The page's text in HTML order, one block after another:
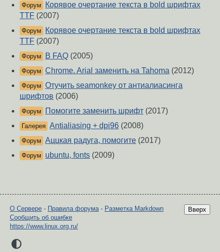
Форум
Корявое очертание текста в bold шрифтах
TTF (2007)
Форум
Корявое очертание текста в bold шрифтах
TTF (2007)
Форум В FAQ (2005)
Форум Chrome. Arial заменить на Tahoma (2012)
Форум Отучить seamonkey от антиалиасинга
шрифтов (2006)
Форум Помогите заменить шрифт (2017)
Галерея Antialiasing + dpi96 (2008)
Форум Аццкая радуга, помогите (2017)
Форум ubuntu, fonts (2009)
Вверх
О Сервере - Правила форума- Разметка Markdown
Сообщить об ошибке
https://www.linux.org.ru/